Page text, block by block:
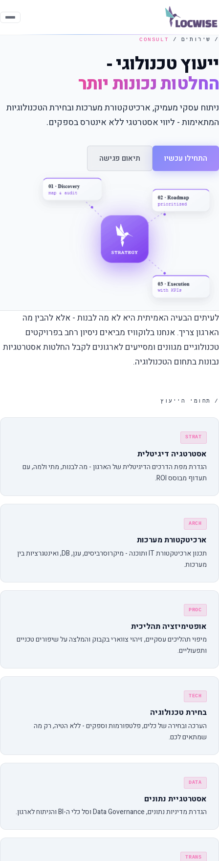
/ שירותים / CONSULT
ייעוץ טכנולוגי -
החלטות נכונות יותר
ניתוח עסקי מעמיק, ארכיטקטורת מערכות ובחירת הטכנולוגיות
המתאימות - ליווי אסטרטגי ללא אינטרס בספקים.
התחילו עכשיו תיאום פגישה
לעיתים הבעיה האמיתית היא לא מה לבנות - אלא להבין מה
הארגון צריך. אנחנו בלוקוויז מביאים ניסיון רחב בפרויקטים
טכנולוגיים מגוונים ומסייעים לארגונים לקבל החלטות אסטרטגיות
נבונות בתחום הטכנולוגיה.
/ תחומי הייעוץ
STRAT
אסטרטגיה דיגיטלית
הגדרת מפת הדרכים הדיגיטלית של הארגון - מה לבנות, מתי ולמה, עם
תעדוף מבוסס ROI.
ARCH
ארכיטקטורת מערכות
תכנון ארכיטקטורת IT ותוכנה - מיקרוסרביסים, ענן, DB, ואינטגרציות בין
מערכות.
PROC
אופטימיזציה תהליכית
מיפוי תהליכים עסקיים, זיהוי צווארי בקבוק והמלצה על שיפורים טכניים
ותפעוליים.
TECH
בחירת טכנולוגיה
הערכה ובחירה של כלים, פלטפורמות וספקים - ללא הטיה, רק מה
שמתאים לכם.
DATA
אסטרטגיית נתונים
הגדרת מדיניות נתונים, Data Governance וסל כלי ה-BI והניתוח לארגון.
TRANS